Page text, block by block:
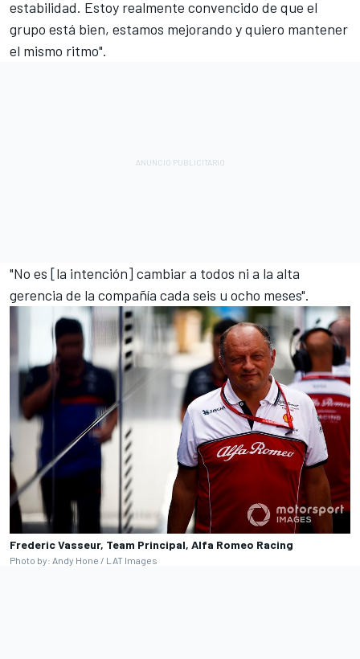
estabilidad. Estoy realmente convencido de que el
grupo está bien, estamos mejorando y quiero mantener
el mismo ritmo".
"No es [la intención] cambiar a todos ni a la alta
gerencia de la compañía cada seis u ocho meses".
Frederic Vasseur, Team Principal, Alfa Romeo Racing
Photo by: Andy Hone / LAT Images